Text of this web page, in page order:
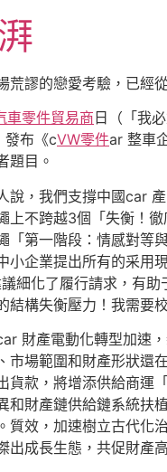
荒謬的戀愛考驗，已經
車零件貿易商 日（「我
發布《cVW零件ar 整車
題目。
說，我們支撐中國car
上不跨越3個「失衡！
「第一階段：情感對等
小企業提出所有的采用
議細化了履行請求，有助
結構失衡壓力！我需要
財產電動化轉型加速
市場範圍和財產形狀還
貨款，將增添供給商運
和財產鏈供給鏈系統扶
質效，加速樹立古代化
出成長生態，共促財產